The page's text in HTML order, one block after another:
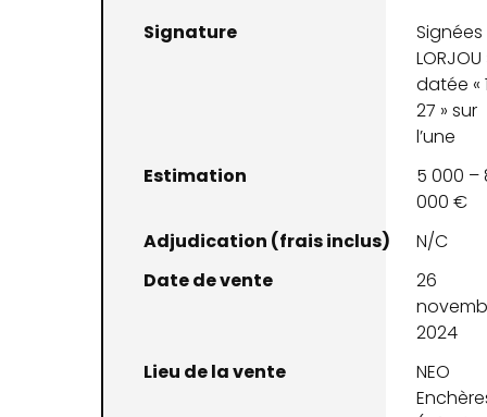
Signature
Signées
datée «
27 » sur
l’une
Estimation
5 000 –
000 €
Adjudication (frais inclus)
N/C
Date de vente
26
2024
Lieu de la vente
NEO